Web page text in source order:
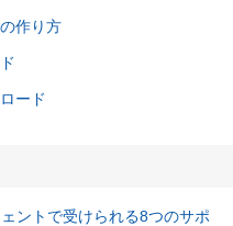
作り方
ード
ントで受けられる8つのサポ